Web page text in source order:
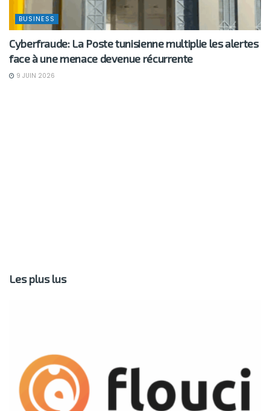
BUSINESS
Cyberfraude: La Poste tunisienne multiplie les alertes
face à une menace devenue récurrente
9 JUIN 2026
Les plus lus